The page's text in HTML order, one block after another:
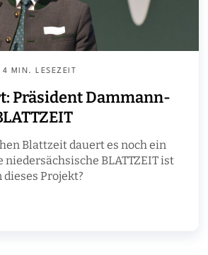
4 MIN. LESEZEIT
Präsident Dammann-
Blattzeit dauert es noch ein
niedersächsische BLATTZEIT ist
Projekt?